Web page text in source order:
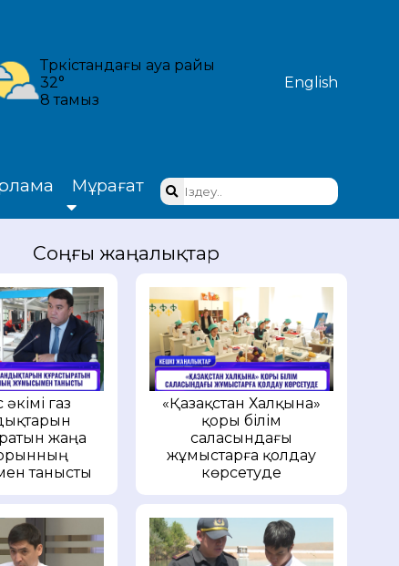
Түркістандағы ауа райы
32°
8 тамыз
English
Мұрағат
Соңғы жаңалықтар
газ
жаңа
танысты
«Қазақстан Халқына»
қоры білім
саласындағы
жұмыстарға қолдау
көрсетуде